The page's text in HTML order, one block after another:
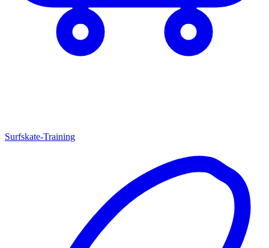
Surfskate-Training